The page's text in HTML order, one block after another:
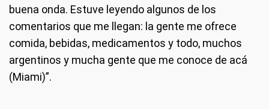
buena onda. Estuve leyendo algunos de los
comentarios que me llegan: la gente me ofrece
comida, bebidas, medicamentos y todo, muchos
argentinos y mucha gente que me conoce de acá
(Miami)”.